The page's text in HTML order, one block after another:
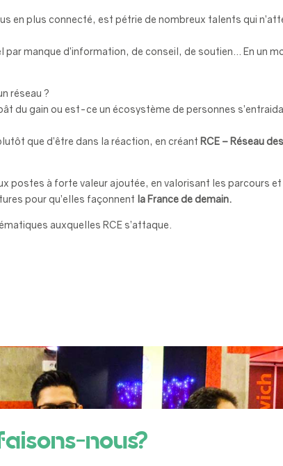
en plus connecté, est pétrie de nombreux talents qui
manque d’information, de conseil, de soutien… En un
réseau ?
du gain ou est-ce un écosystème de personnes
que d’être dans la réaction, en créantRCE – Réseau
postes à forte valeur ajoutée, en valorisant les parcours
pour qu’elles façonnent la France de demain.
auxquelles RCE s’attaque.
nous?